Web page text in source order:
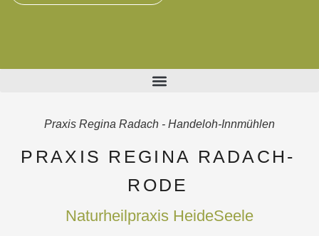
Praxis Regina Radach - Handeloh-Innmühlen
PRAXIS REGINA RADACH-
RODE
Naturheilpraxis HeideSeele